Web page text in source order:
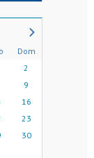
Dom
2
9
16
23
30